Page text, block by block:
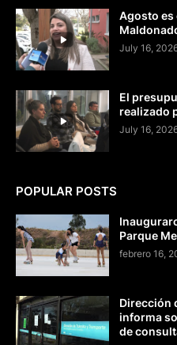
Agosto es
July 16,
El
realizado
July 16,
POPULAR POSTS
Parque
febrero 16,
Dirección
informa
de